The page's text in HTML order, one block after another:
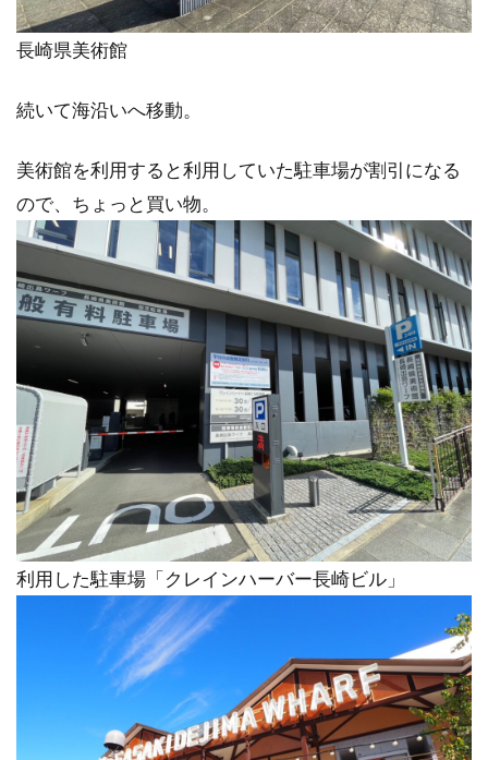
長崎県美術館
続いて海沿いへ移動。
美術館を利用すると利用していた駐車場が割引になる
ので、ちょっと買い物。
利用した駐車場「クレインハーバー長崎ビル」